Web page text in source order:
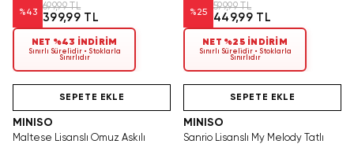
%43
699,99 TL
399,99 TL
NET %43 İNDİRİM
Sınırlı Sürelidir • Stoklarla
Sınırlıdır
%25
599,99 TL
449,99 TL
NET %25 İNDİRİM
Sınırlı Sürelidir • Stoklarla
Sınırlıdır
SEPETE EKLE
MINISO
Maltese Lisanslı Omuz Askılı
Tükenmeden Satın Al
SEPETE EKLE
MINISO
Sanrio Lisanslı My Melody Tatlı